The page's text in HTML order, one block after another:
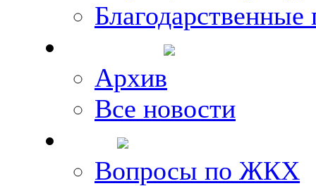
Благодарственные
Архив
Все новости
Вопросы по ЖКХ